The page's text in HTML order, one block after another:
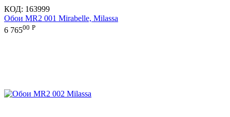
КОД: 163999
Обои MR2 001 Mirabelle, Milassa
6 76500 Р